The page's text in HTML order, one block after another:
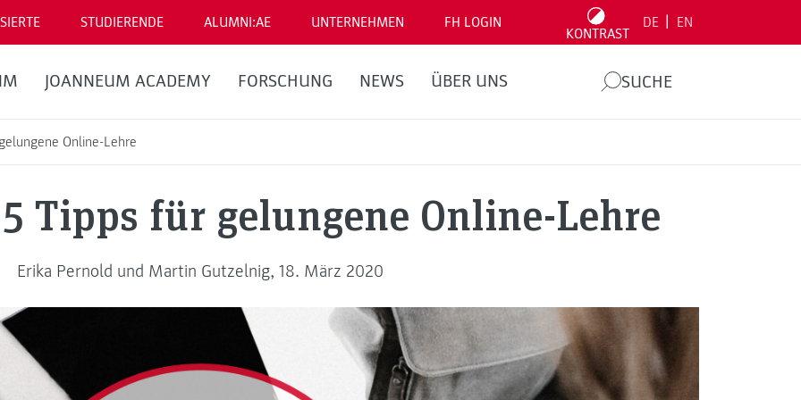
STUDIERENDE ALUMNI:AE UNTERNEHMEN FH LOGIN
KONTRAST
DE EN
JOANNEUM ACADEMY FORSCHUNG NEWS ÜBER UNS SUCHE
Online-Lehre
Tipps für gelungene Online-Lehre
Erika Pernold und Martin Gutzelnig, 18. März 2020